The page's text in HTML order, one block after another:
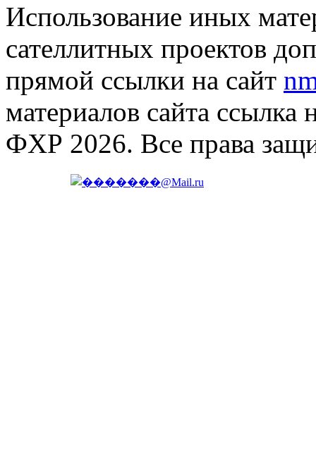
Использование иных
сателлитных проектов
прямой ссылки на сайт
материалов сайта ссылка
ФХР 2026. Все права